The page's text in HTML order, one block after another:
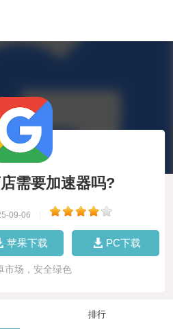
需要加速器吗?
09-06
苹果下载 PC下载
市场，安全绿色
排行